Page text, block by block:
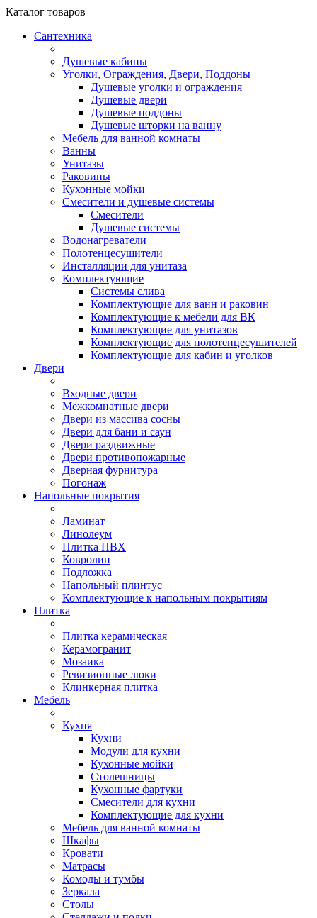
Каталог товаров
Сантехника
Душевые кабины
Уголки, Ограждения, Двери, Поддоны
Душевые уголки и ограждения
Душевые двери
Душевые поддоны
Душевые шторки на ванну
Мебель для ванной комнаты
Ванны
Унитазы
Раковины
Кухонные мойки
Смесители и душевые системы
Смесители
Душевые системы
Водонагреватели
Полотенцесушители
Инсталляции для унитаза
Комплектующие
Системы слива
Комплектующие для ванн и раковин
Комплектующие к мебели для ВК
Комплектующие для унитазов
Комплектующие для полотенцесушителей
Комплектующие для кабин и уголков
Двери
Входные двери
Межкомнатные двери
Двери из массива сосны
Двери для бани и саун
Двери раздвижные
Двери противопожарные
Дверная фурнитура
Погонаж
Напольные покрытия
Ламинат
Линолеум
Плитка ПВХ
Ковролин
Подложка
Напольный плинтус
Комплектующие к напольным покрытиям
Плитка
Плитка керамическая
Керамогранит
Мозаика
Ревизионные люки
Клинкерная плитка
Мебель
Кухня
Кухни
Модули для кухни
Кухонные мойки
Столешницы
Кухонные фартуки
Смесители для кухни
Комплектующие для кухни
Мебель для ванной комнаты
Шкафы
Кровати
Матрасы
Комоды и тумбы
Зеркала
Столы